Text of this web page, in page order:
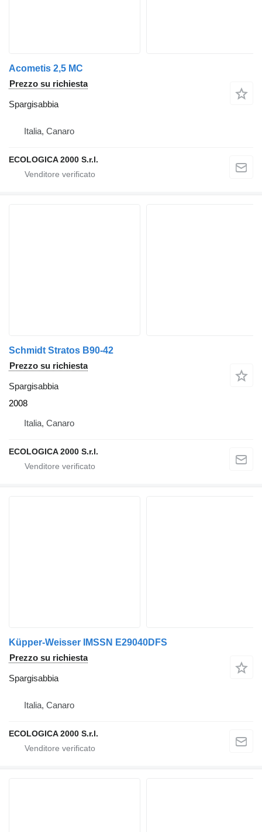
Acometis 2,5 MC
Prezzo su richiesta
Spargisabbia
Italia, Canaro
ECOLOGICA 2000 S.r.l.
Schmidt Stratos B90-42
Prezzo su richiesta
Spargisabbia
2008
Italia, Canaro
ECOLOGICA 2000 S.r.l.
Küpper-Weisser IMSSN E29040DFS
Prezzo su richiesta
Spargisabbia
Italia, Canaro
ECOLOGICA 2000 S.r.l.